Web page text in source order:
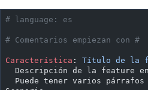
# language: es
# Comentarios empiezan con #
Característica :
Título de la
Descripción de la feature